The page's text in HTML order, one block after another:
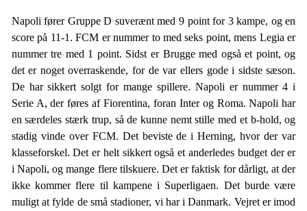
Napoli fører Gruppe D suverænt med 9 point for 3 kampe, og en
score på 11-1. FCM er nummer to med seks point, mens Legia er
nummer tre med 1 point. Sidst er Brugge med også et point, og
det er noget overraskende, for de var ellers gode i sidste sæson.
De har sikkert solgt for mange spillere. Napoli er nummer 4 i
Serie A, der føres af Fiorentina, foran Inter og Roma. Napoli har
en særdeles stærk trup, så de kunne nemt stille med et b-hold, og
stadig vinde over FCM. Det beviste de i Herning, hvor der var
klasseforskel. Det er helt sikkert også et anderledes budget der er
i Napoli, og mange flere tilskuere. Det er faktisk for dårligt, at der
ikke kommer flere til kampene i Superligaen. Det burde være
muligt at fylde de små stadioner, vi har i Danmark. Vejret er imod